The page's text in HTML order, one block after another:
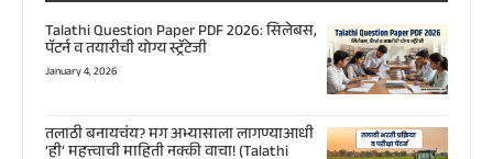
Talathi Question Paper PDF 2026: सिलेबस,
पॅटर्न व तयारीची योग्य स्ट्रॅटेजी
January 4, 2026
तलाठी बनायचंय? मग अभ्यासाला लागण्याआधी
‘ही’ महत्त्वाची माहिती नक्की वाचा! (Talathi